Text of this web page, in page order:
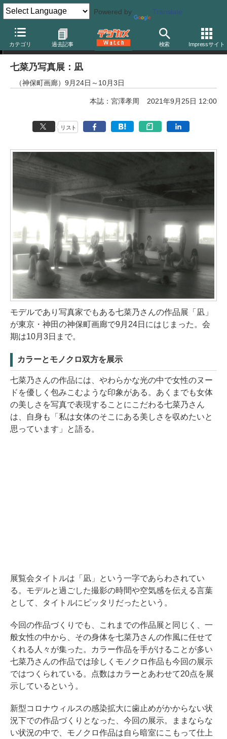
Powered by Translate
カテゴリ 過去記事 検索 Impressサイト
写真展PICK UP
七菜乃写真展：凪
（神保町画廊）9月24日～10月3日
本誌：宮澤孝周 2021年9月25日 12:00
リスト
モデルであり写真家でもある七菜乃さんの作品展「凪」
が東京・神田の神保町画廊で9月24日にはじまった。会
期は10月3日まで。
カラーとモノクロ双方を展示
七菜乃さんの作品には、やわらかな光の中で女性のヌー
ドを優しく包みこむような印象がある。あくまでも女体
の美しさを写真で表現することにこだわる七菜乃さん
は、自身も「私は女体のそこにある美しさを収めたいと
思っています」と語る。
展覧会タイトルは「凪」という一字であらわされてい
る。モデルと過ごした撮影の時間や空気感を伝える言葉
として、タイトルにピッタリだったという。
今回の作品づくりでも、これまでの作品展と同じく、一
般女性の中から、その身体を七菜乃さんの作風に任せて
くれる人々が集った。カラー作品を手がけることが多い
七菜乃さんの作品では珍しくモノクロ作品も今回の展示
ではつくられている。点数はカラーとあわせて20点を展
示しているという。
新型コロナウィルスの感染拡大に歯止めがかからない状
況下での作品づくりとなった、今回の展示。ままならな
い状況の中で、モノクロ作品は自ら暗室にこもって仕上